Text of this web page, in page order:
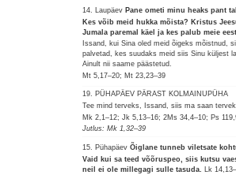
14. Laupäev Pane ometi minu heaks pant
Kes võib meid hukka mõista? Kristus
Jumala paremal käel ja kes palub meie
Issand, kui Sina oled meid õigeks mõistnud,
palvetad, kes suudaks meid siis Sinu küljest
Ainult nii saame päästetud.
Mt 5,17–20; Mt 23,23–39
19. PÜHAPÄEV PÄRAST KOLMAINUPÜHA
Tee mind terveks, Issand, siis ma saan
Mk 2,1–12; Jk 5,13–16; 2Ms 34,4–10; Ps
Jutlus: Mk 1,32–39
15. PühapäevÕiglane tunneb viletsate
Vaid kui sa teed võõruspeo, siis kutsu
neil ei ole millegagi sulle tasuda. Lk